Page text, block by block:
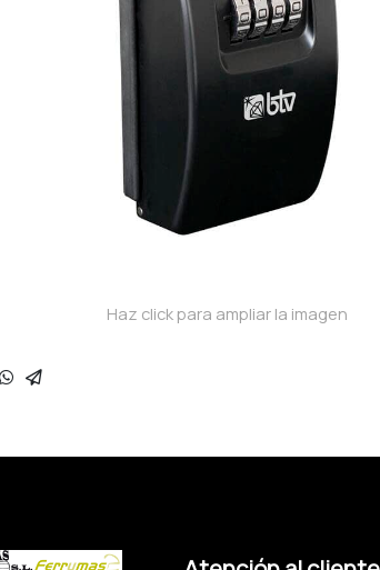
Haz click para ampliar la imagen